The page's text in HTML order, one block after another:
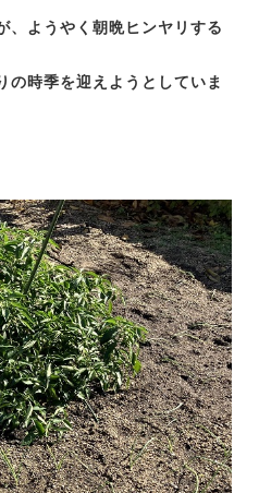
、ようやく朝晩ヒンヤリする
の時季を迎えようとしていま